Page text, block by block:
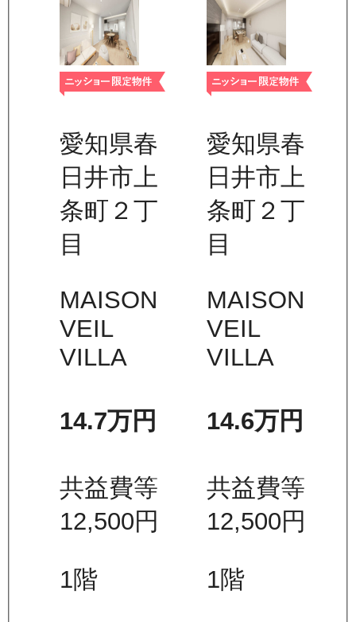
愛知県春
日井市上
条町２丁
目
MAISON
VEIL
VILLA
14.7万円
共益費等
12,500円
1階
愛知県春
日井市上
条町２丁
目
MAISON
VEIL
VILLA
14.6万円
共益費等
12,500円
1階